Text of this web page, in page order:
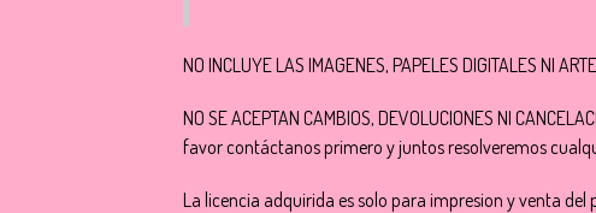
NO INCLUYE LAS IMAGENES, PAPELES DIGITALES NI
NO SE ACEPTAN CAMBIOS, DEVOLUCIONES NI
favor contáctanos primero y juntos resolveremos
La licencia adquirida es solo para impresion y venta